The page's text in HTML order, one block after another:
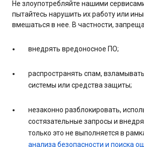
Не злоупотребляйте нашими
пытайтесь нарушить их работу или
вмешаться в нее. В частности,
внедрять вредоносное ПО;
распространять спам,
системы или средства защиты;
незаконно разблокировать,
состязательные запросы и
только это не выполняется в
анализа безопасности и поиска